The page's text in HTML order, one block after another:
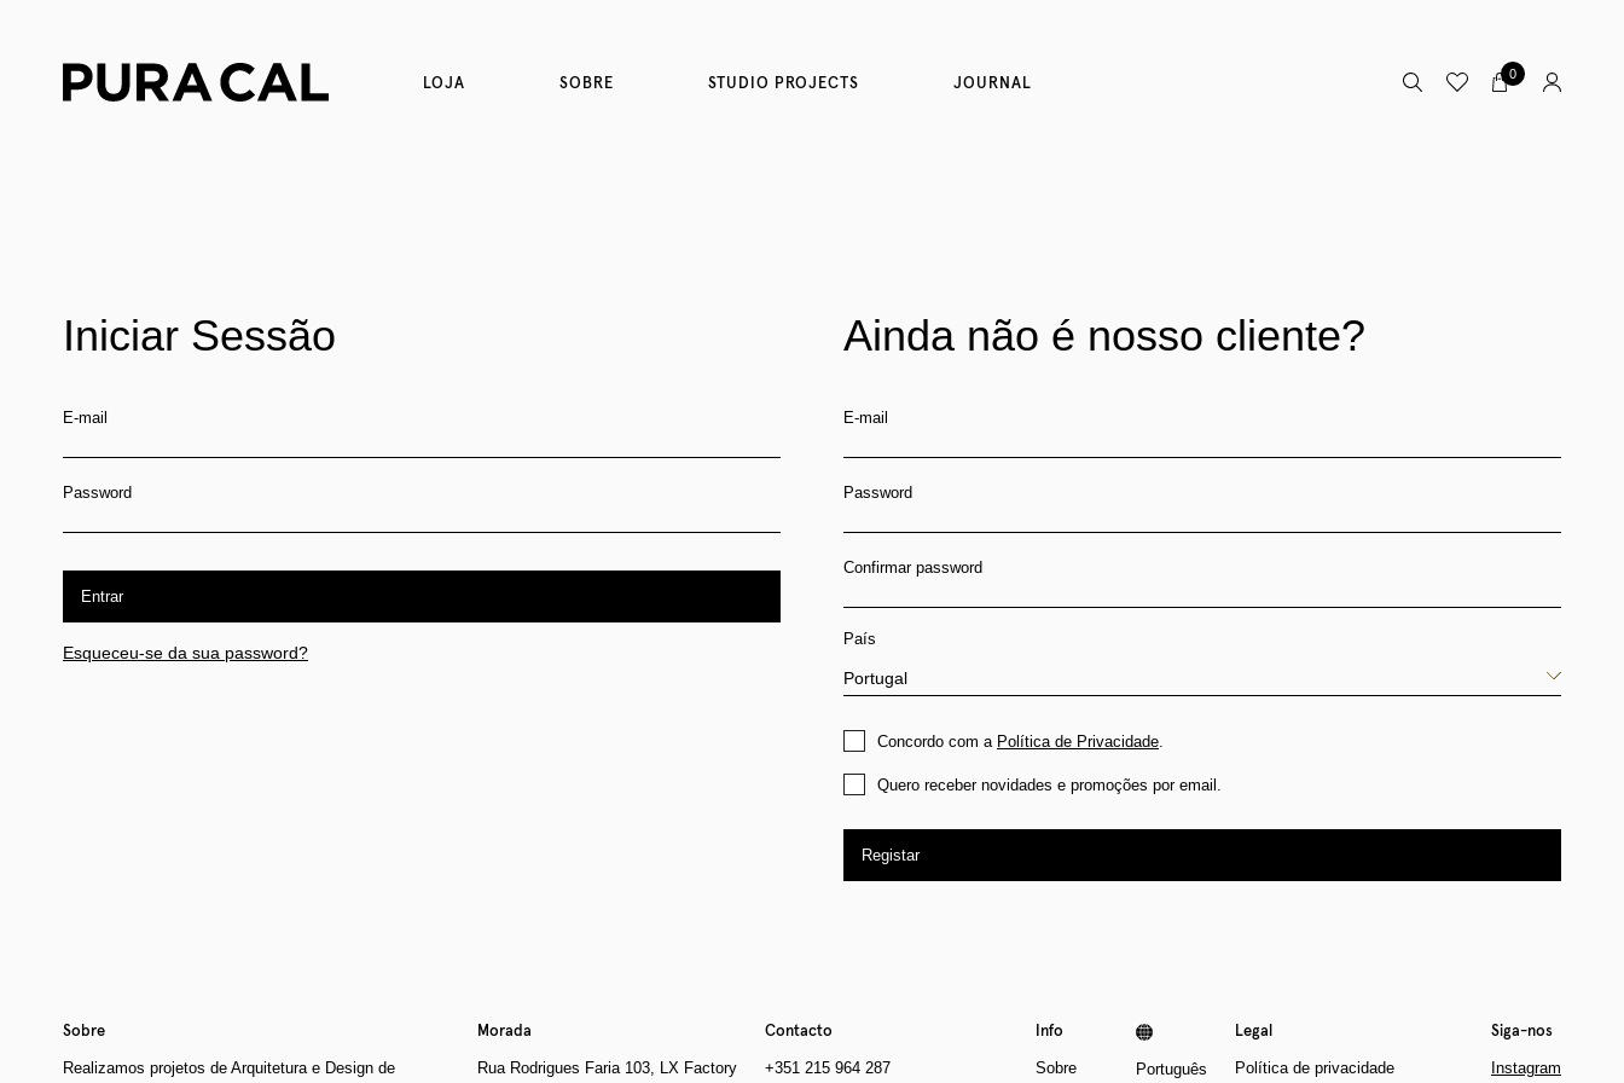
LOJA SOBRE STUDIO PROJECTS JOURNAL
0
Iniciar Sessão
E-mail
Password
Entrar
Esqueceu-se da sua password?
Ainda não é nosso cliente?
E-mail
Password
Confirmar password
País
Concordo com a Política de Privacidade.
Quero receber novidades e promoções por email.
Registar
Sobre
Realizamos projetos de Arquitetura e Design de
Morada
Rua Rodrigues Faria 103, LX Factory
Contacto
+351 215 964 287
Info
Sobre Português
Legal
Política de privacidade
Siga-nos
Instagram